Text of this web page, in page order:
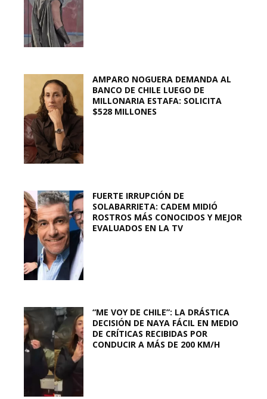
AMPARO NOGUERA DEMANDA AL
BANCO DE CHILE LUEGO DE
MILLONARIA ESTAFA: SOLICITA
$528 MILLONES
FUERTE IRRUPCIÓN DE
SOLABARRIETA: CADEM MIDIÓ
ROSTROS MÁS CONOCIDOS Y MEJOR
EVALUADOS EN LA TV
“ME VOY DE CHILE”: LA DRÁSTICA
DECISIÓN DE NAYA FÁCIL EN MEDIO
DE CRÍTICAS RECIBIDAS POR
CONDUCIR A MÁS DE 200 KM/H